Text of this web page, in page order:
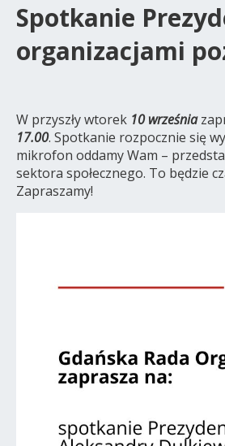
Spotkanie
organizacjami
W przyszły wtorek 10 września
17.00. Spotkanie rozpocznie się
mikrofon oddamy Wam –
sektora społecznego. To będzie
Zapraszamy!